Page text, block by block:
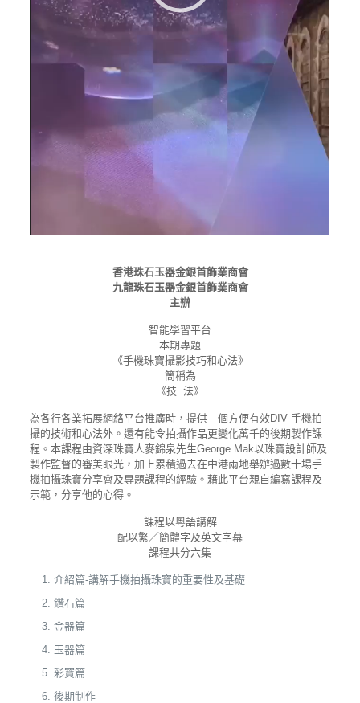
香港珠石玉器金銀首飾業商會
九龍珠石玉器金銀首飾業商會
主辦
智能學習平台
本期專題
《手機珠寶攝影技巧和心法》
簡稱為
《技. 法》
為各行各業拓展網絡平台推廣時，提供—個方便有效DIV 手機拍
攝的技術和心法外。還有能令拍攝作品更變化萬千的後期製作課
程。本課程由資深珠寶人麥錦泉先生George Mak以珠寶設計師及
製作監督的審美眼光，加上累積過去在中港兩地舉辦過數十場手
機拍攝珠寶分享會及專題課程的經驗。藉此平台親自編寫課程及
示範，分享他的心得。
課程以粵語講解
配以繁／簡體字及英文字幕
課程共分六集
介紹篇-講解手機拍攝珠寶的重要性及基礎
鑽石篇
金器篇
玉器篇
彩寶篇
後期制作